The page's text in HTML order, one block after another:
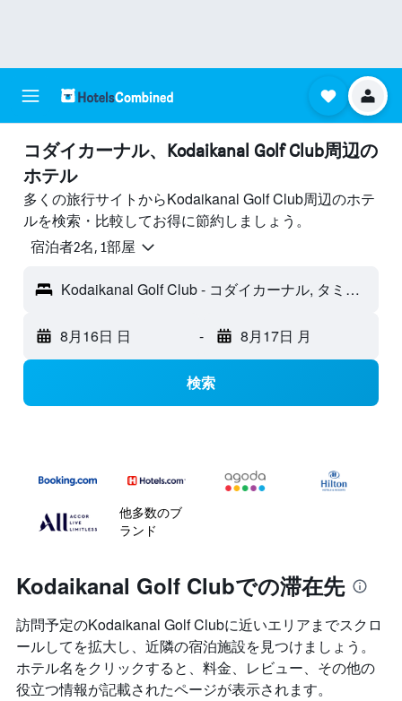
コダイカーナル​、Kodaikanal Golf Club周辺の
ホテル
多くの旅行サイトからKodaikanal Golf Club周辺のホテ
ルを検索・比較してお得に節約しましょう。
宿泊者2名, 1​部屋
Kodaikanal Golf Club - コダイカーナル, タミル・ナードゥ州, インド
8月16日 日 - 8月17日 月
検索
他多数のブ
ランド
Kodaikanal Golf Clubでの滞在先
訪問予定のKodaikanal Golf Clubに近いエリアまでスクロ
ールしてを拡大し、近隣の宿泊施設を見つけましょう。
ホテル名をクリックすると、料金、レビュー、その他の
役立つ情報が記載されたページが表示されます。